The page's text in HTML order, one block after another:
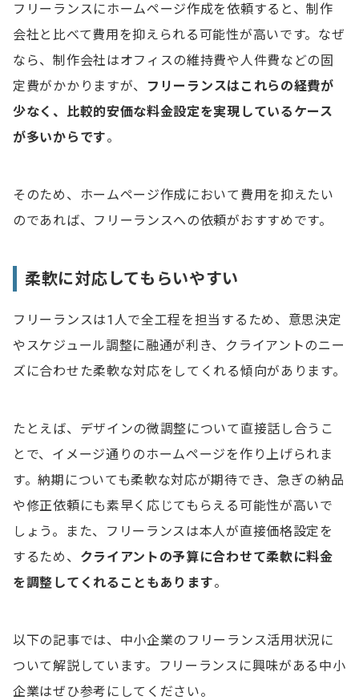
フリーランスにホームページ作成を依頼すると、制作
会社と比べて費用を抑えられる可能性が高いです。なぜ
なら、制作会社はオフィスの維持費や人件費などの固
定費がかかりますが、
フリーランスはこれらの経費が
少なく、比較的安価な料金設定を実現しているケース
が多いからです。
そのため、ホームページ作成において費用を抑えたい
のであれば、フリーランスへの依頼がおすすめです。
柔軟に対応してもらいやすい
フリーランスは1人で全工程を担当するため、意思決定
やスケジュール調整に融通が利き、クライアントのニー
ズに合わせた柔軟な対応をしてくれる傾向があります。
たとえば、デザインの微調整について直接話し合うこ
とで、イメージ通りのホームページを作り上げられま
す。納期についても柔軟な対応が期待でき、急ぎの納品
や修正依頼にも素早く応じてもらえる可能性が高いで
しょう。また、フリーランスは本人が直接価格設定を
するため、 クライアントの予算に合わせて柔軟に料金
を調整してくれることもあります。
以下の記事では、中小企業のフリーランス活用状況に
ついて解説しています。フリーランスに興味がある中小
企業はぜひ参考にしてください。